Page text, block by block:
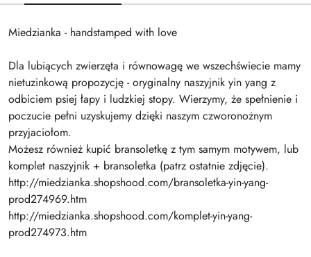
Miedzianka - handstamped with love
Dla lubiących zwierzęta i równowagę we wszechświecie mamy
nietuzinkową propozycję - oryginalny naszyjnik yin yang z
odbiciem psiej łapy i ludzkiej stopy. Wierzymy, że spełnienie i
poczucie pełni uzyskujemy dzięki naszym czworonożnym
przyjaciołom.
Możesz również kupić bransoletkę z tym samym motywem, lub
komplet naszyjnik + bransoletka (patrz ostatnie zdjęcie).
http://miedzianka.shopshood.com/bransoletka-yin-yang-
prod274969.htm
http://miedzianka.shopshood.com/komplet-yin-yang-
prod274973.htm